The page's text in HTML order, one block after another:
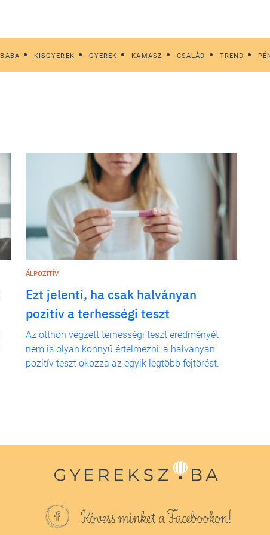
BABA KISGYEREK GYEREK KAMASZ CSALÁD TREND
ÁLPOZITÍV
Ezt jelenti, ha csak halványan
pozitív a terhességi teszt
Az otthon végzett terhességi teszt eredményét
nem is olyan könnyű értelmezni: a halványan
pozitív teszt okozza az egyik legtöbb fejtörést.
Kövess minket a Facebookon!